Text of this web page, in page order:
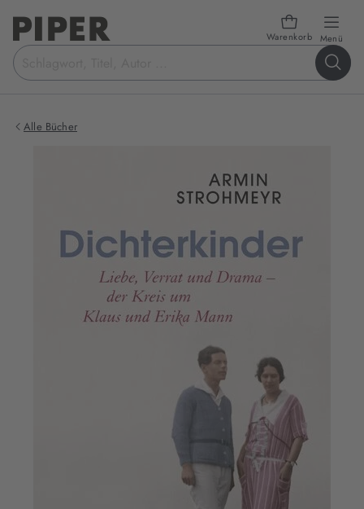
Warenkorb Menü
Suchbegriff
eingeben
Alle Bücher